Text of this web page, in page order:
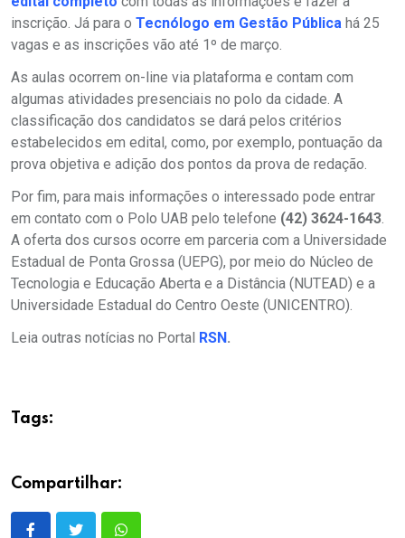
inscrição. Já para o Tecnólogo em Gestão Pública há 25
vagas e as inscrições vão até 1º de março.
As aulas ocorrem on-line via plataforma e contam com
algumas atividades presenciais no polo da cidade. A
classificação dos candidatos se dará pelos critérios
estabelecidos em edital, como, por exemplo, pontuação da
prova objetiva e adição dos pontos da prova de redação.
Por fim, para mais informações o interessado pode entrar
em contato com o Polo UAB pelo telefone (42) 3624-1643.
A oferta dos cursos ocorre em parceria com a Universidade
Estadual de Ponta Grossa (UEPG), por meio do Núcleo de
Tecnologia e Educação Aberta e a Distância (NUTEAD) e a
Universidade Estadual do Centro Oeste (UNICENTRO).
Leia outras notícias no Portal RSN .
Tags:
Compartilhar: